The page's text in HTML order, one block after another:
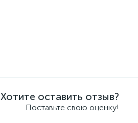
Хотите оставить отзыв?
Поставьте свою оценку!